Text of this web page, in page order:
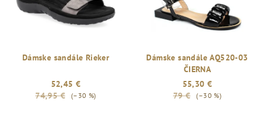
Dámske sandále Rieker
52,45 €
74,95 €
(–30 %)
Dámske sandále AQ520-03
ČIERNA
55,30 €
79 €
(–30 %)